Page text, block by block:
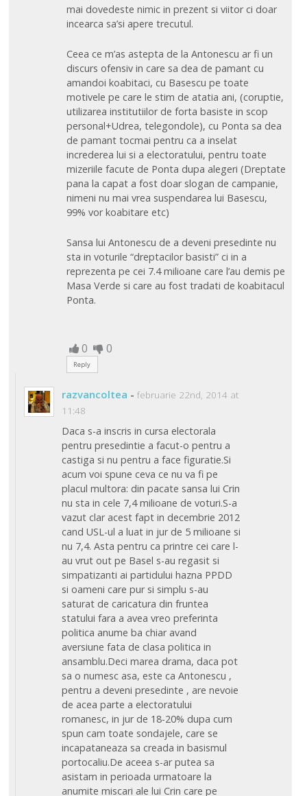
mai dovedeste nimic in prezent si viitor ci doar
incearca sa’si apere trecutul.
Ceea ce m’as astepta de la Antonescu ar fi un
discurs ofensiv in care sa dea de pamant cu
amandoi koabitaci, cu Basescu pe toate
motivele pe care le stim de atatia ani, (coruptie,
utilizarea institutiilor de forta basiste in scop
personal+Udrea, telegondole), cu Ponta sa dea
de pamant tocmai pentru ca a inselat
increderea lui si a electoratului, pentru toate
mizeriile facute de Ponta dupa alegeri (Dreptate
pana la capat a fost doar slogan de campanie,
nimeni nu mai vrea suspendarea lui Basescu,
99% vor koabitare etc)
Sansa lui Antonescu de a deveni presedinte nu
sta in voturile “dreptacilor basisti” ci in a
reprezenta pe cei 7.4 milioane care l’au demis pe
Masa Verde si care au fost tradati de koabitacul
Ponta.
0 0
Reply
razvancoltea - februarie 22nd, 2014 at
11:48
Daca s-a inscris in cursa electorala
pentru presedintie a facut-o pentru a
castiga si nu pentru a face figuratie.Si
acum voi spune ceva ce nu va fi pe
placul multora: din pacate sansa lui Crin
nu sta in cele 7,4 milioane de voturi.S-a
vazut clar acest fapt in decembrie 2012
cand USL-ul a luat in jur de 5 milioane si
nu 7,4. Asta pentru ca printre cei care l-
au vrut out pe Basel s-au regasit si
simpatizanti ai partidului hazna PPDD
si oameni care pur si simplu s-au
saturat de caricatura din fruntea
statului fara a avea vreo preferinta
politica anume ba chiar avand
aversiune fata de clasa politica in
ansamblu.Deci marea drama, daca pot
sa o numesc asa, este ca Antonescu ,
pentru a deveni presedinte , are nevoie
de acea parte a electoratului
romanesc, in jur de 18-20% dupa cum
spun cam toate sondajele, care se
incapataneaza sa creada in basismul
portocaliu.De aceea s-ar putea sa
asistam in perioada urmatoare la
anumite miscari ale lui Crin care pe